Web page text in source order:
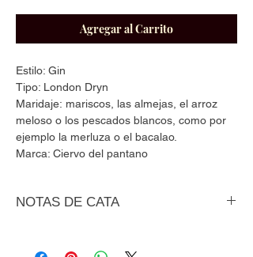
Agregar al Carrito
Estilo: Gin
Tipo: London Dryn
Maridaje: mariscos, las almejas, el arroz
meloso o los pescados blancos, como por
ejemplo la merluza o el bacalao.
Marca: Ciervo del pantano
NOTAS DE CATA